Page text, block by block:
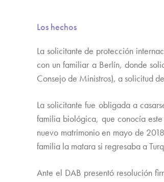
Los hechos
La solicitante de protección
con un familiar a Berlín, donde
Consejo de Ministros), a solicitud
La solicitante fue obligada a
familia biológica, que conocía
nuevo matrimonio en mayo de
familia la matara si regresaba a
Ante el DAB presentó resolución